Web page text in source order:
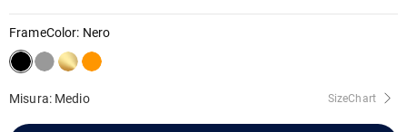
FrameColor: Nero
Misura: Medio SizeChart